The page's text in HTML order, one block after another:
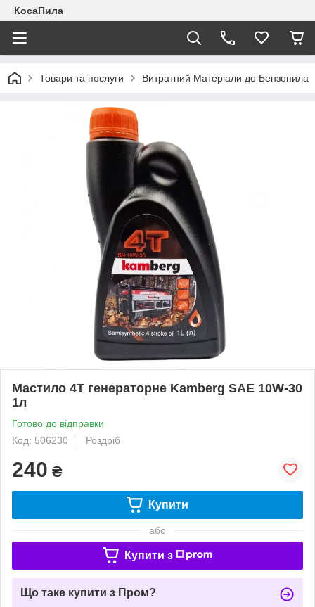
КосаПила
Товари та послуги Витратний Матеріали до Бензопила
Мастило 4Т генераторне Kamberg SAE 10W-30
1л
Готово до відправки
Код: 506230
Роздріб
240 ₴
Купити
або
Купити з
Що таке купити з Пром?